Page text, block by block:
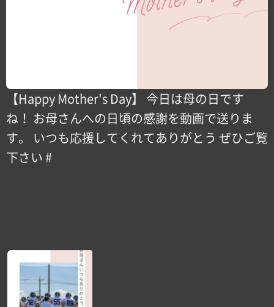
【Happy Mother's Day】 今日は母の日です
ね！ お母さんへの日頃の感謝を動画で送りま
す。 いつも応援してくれてありがとう ぜひご覧
下さい #